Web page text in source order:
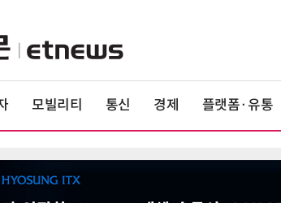
모빌리티 통신 경제 플랫폼·유통